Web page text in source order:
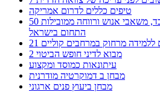
טיפים כללים לדרום אמריקה
50 טיפים ויותר לניהול חווית עובד, משאבי אנוש ורווחה ממובילות
התחום בישראל
ללמידה מרחוק במרחבים קוליים
מבוא לדיני חופש הביטוי 2
עיתונאות כמוסד ומקצוע
מבחן ב דמוקרטיה מודרנית
מבחן ביעוץ פנים ארגוני